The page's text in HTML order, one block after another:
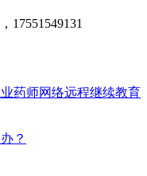
17551549131
药师网络远程继续教育
？